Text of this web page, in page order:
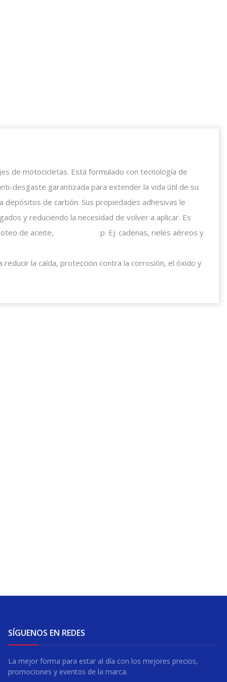
de motocicletas. Está formulado con tecnología de
desgaste garantizada para extender la vida útil de su
depósitos de carbón. Sus propiedades adhesivas le
y reduciendo la necesidad de volver a aplicar. Es
de aceite, p. Ej. cadenas, rieles aéreos y
reducir la caída, protección contra la corrosión, el óxido y
SÍGUENOS EN REDES
La mejor forma para estar al día con los mejores precios,
promociones y eventos de la marca.